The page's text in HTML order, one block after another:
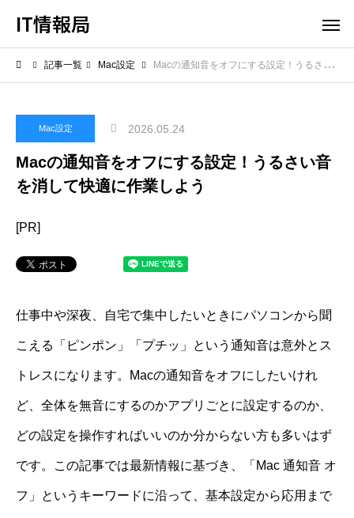
IT情報局
記事一覧 Mac設定 Macの通知音をオフにする設定！うるさい音を消して快適に作業しよう
Mac設定 2026.05.24
Macの通知音をオフにする設定！うるさい音
を消して快適に作業しよう
[PR]
仕事中や深夜、自宅で集中したいときにパソコンから聞
こえる「ピンポン」「プチッ」という通知音は意外とス
トレスになります。Macの通知音をオフにしたいけれ
ど、全体を無音にするのかアプリごとに設定するのか、
どの設定を操作すればいいのか分からない方も多いはず
です。この記事では最新情報に基づき、「Mac 通知音 オ
フ」というキーワードに沿って、基本設定から応用まで